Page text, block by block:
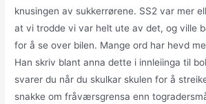
knusingen av sukkerrørene. SS2 var mer
at vi trodde vi var helt ute av det, og ville
for å se over bilen. Mange ord har hevd
Han skriv blant anna dette i innleiinga til
svarer du når du skulkar skulen for å
snakke om fråværsgrensa enn